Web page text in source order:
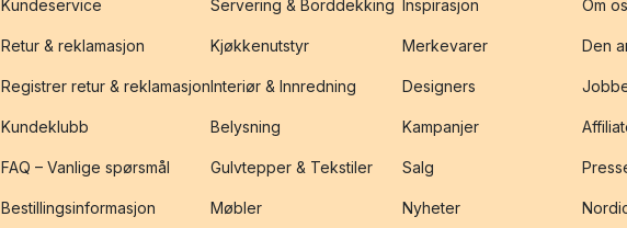
Kundeservice
Retur & reklamasjon
Registrer retur & reklamasjon
Kundeklubb
FAQ – Vanlige spørsmål
Bestillingsinformasjon
Servering & Borddekking
Kjøkkenutstyr
Interiør & Innredning
Belysning
Gulvtepper & Tekstiler
Møbler
Inspirasjon
Merkevarer
Designers
Kampanjer
Salg
Nyheter
Om
Den